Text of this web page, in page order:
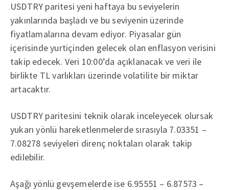
USDTRY paritesi yeni haftaya bu seviyelerin
yakınlarında başladı ve bu seviyenin üzerinde
fiyatlamalarına devam ediyor. Piyasalar gün
içerisinde yurtiçinden gelecek olan enflasyon verisini
takip edecek. Veri 10:00’da açıklanacak ve veri ile
birlikte TL varlıkları üzerinde volatilite bir miktar
artacaktır.
USDTRY paritesini teknik olarak inceleyecek olursak
yukarı yönlü hareketlenmelerde sırasıyla 7.03351 –
7.08278 seviyeleri direnç noktaları olarak takip
edilebilir.
Aşağı yönlü gevşemelerde ise 6.95551 – 6.87573 –